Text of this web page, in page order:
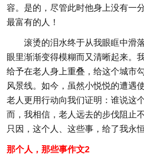
容。是的，尽管此时他身上没有一
最富有的人！
滚烫的泪水终于从我眼眶中滑
眼里渐渐变得模糊而又清晰起来。
给予在老人身上重叠，给这个城市
风景线。如今，虽然小悦悦的遭遇
老人更用行动向我们证明：谁说这
而，我相信，老人远去的步伐阻止
只因，这个人、这些事，给了我
那个人，那些事作文2